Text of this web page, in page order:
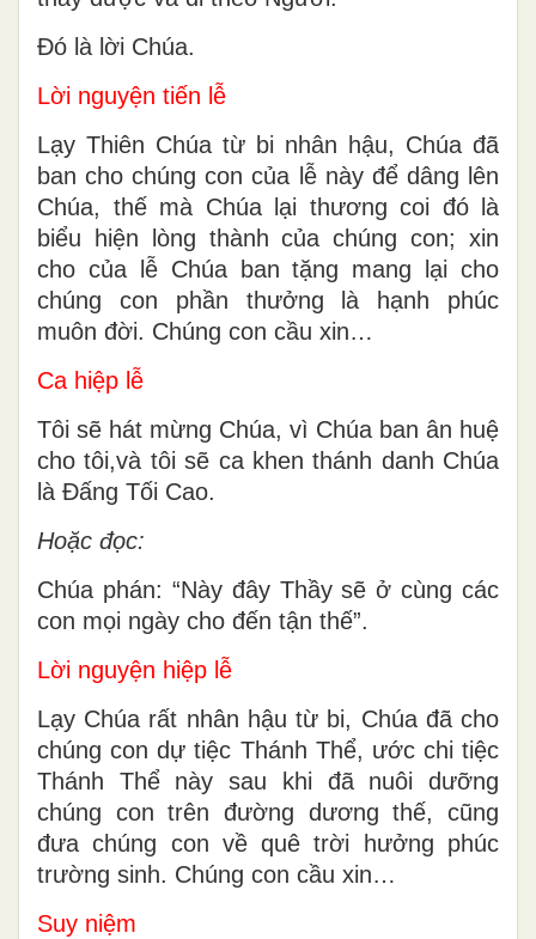
Ðó là lời Chúa.
Lời nguyện tiến lễ
Lạy Thiên Chúa từ bi nhân hậu, Chúa đã
ban cho chúng con của lễ này để dâng lên
Chúa, thế mà Chúa lại thương coi đó là
biểu hiện lòng thành của chúng con; xin
cho của lễ Chúa ban tặng mang lại cho
chúng con phần thưởng là hạnh phúc
muôn đời. Chúng con cầu xin…
Ca hiệp lễ
Tôi sẽ hát mừng Chúa, vì Chúa ban ân huệ
cho tôi,và tôi sẽ ca khen thánh danh Chúa
là Đấng Tối Cao.
Hoặc đọc:
Chúa phán: “Này đây Thầy sẽ ở cùng các
con mọi ngày cho đến tận thế”.
Lời nguyện hiệp lễ
Lạy Chúa rất nhân hậu từ bi, Chúa đã cho
chúng con dự tiệc Thánh Thể, ước chi tiệc
Thánh Thể này sau khi đã nuôi dưỡng
chúng con trên đường dương thế, cũng
đưa chúng con về quê trời hưởng phúc
trường sinh. Chúng con cầu xin…
Suy niệm